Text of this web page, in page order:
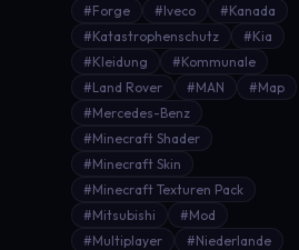
#Forge
#Iveco
#Kanada
#Katastrophenschutz
#Kia
#Kleidung
#Kommunale
#Land Rover
#MAN
#Map
#Mercedes-Benz
#Minecraft Shader
#Minecraft Skin
#Minecraft Texturen Pack
#Mitsubishi
#Mod
#Multiplayer
#Niederlande